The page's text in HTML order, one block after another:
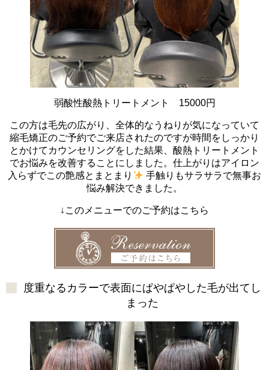
弱酸性酸熱トリートメント 15000円
この方は毛先の広がり、全体的なうねりが気になっていて
縮毛矯正のご予約でご来店されたのですが時間をしっかり
とかけてカウンセリングをした結果、酸熱トリートメント
でお悩みを改善することにしました。仕上がりはアイロン
入らずでこの艶感とまとまり
手触りもサラサラで無事お
悩み解決できました。
↓このメニューでのご予約はこちら
度重なるカラーで表面にぱやぱやした毛が出てし
まった